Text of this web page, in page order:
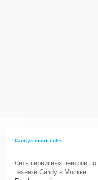
Candyremontcenter
Сеть сервисных центров по
техники Candy в Москве.